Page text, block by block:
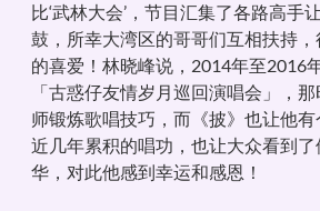
比‘武林大会’，节目汇集了各路高手
鼓，所幸大湾区的哥哥们互相扶持
的喜爱！林晓峰说，2014年至2016
「古惑仔友情岁月巡回演唱会」，
师锻炼歌唱技巧，而《披》也让他
近几年累积的唱功，也让大众看到
华，对此他感到幸运和感恩！